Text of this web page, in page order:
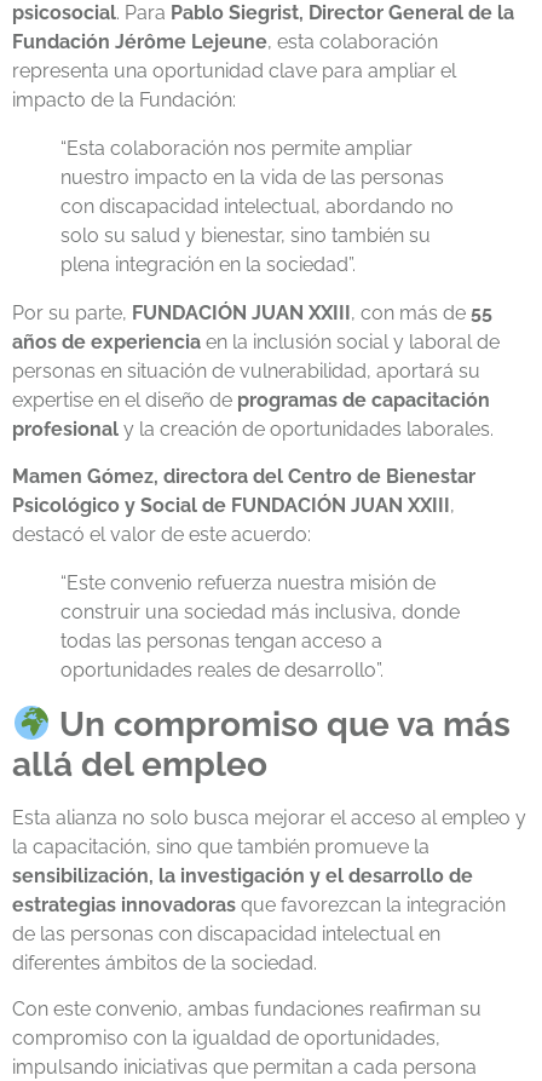
psicosocial. Para Pablo Siegrist, Director General de la
Fundación Jérôme Lejeune, esta colaboración
representa una oportunidad clave para ampliar el
impacto de la Fundación:
“Esta colaboración nos permite ampliar
nuestro impacto en la vida de las personas
con discapacidad intelectual, abordando no
solo su salud y bienestar, sino también su
plena integración en la sociedad”.
Por su parte, FUNDACIÓN JUAN XXIII , con más de 55
años de experiencia en la inclusión social y laboral de
personas en situación de vulnerabilidad, aportará su
expertise en el diseño de programas de capacitación
profesional y la creación de oportunidades laborales.
Mamen Gómez, directora del Centro de Bienestar
Psicológico y Social de FUNDACIÓN JUAN XXIII,
destacó el valor de este acuerdo:
“Este convenio refuerza nuestra misión de
construir una sociedad más inclusiva, donde
todas las personas tengan acceso a
oportunidades reales de desarrollo”.
Un compromiso que va más
allá del empleo
Esta alianza no solo busca mejorar el acceso al empleo y
la capacitación, sino que también promueve la
sensibilización, la investigación y el desarrollo de
estrategias innovadoras que favorezcan la integración
de las personas con discapacidad intelectual en
diferentes ámbitos de la sociedad.
Con este convenio, ambas fundaciones reafirman su
compromiso con la igualdad de oportunidades,
impulsando iniciativas que permitan a cada persona